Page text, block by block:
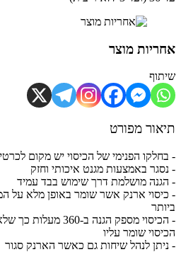
מוצר
מפורט
הפנימי של הכיסוי יש מקום לכרטיסים
באמצעות מגנט איכותי וחזק
מושלמת דרך שימוש בבד עמיד
ארנק אשר שומר באופן מלא על
- הכיסוי מספק הגנה ב-360
שומר עליו
לנהל שיחות גם כאשר הארנק סגור